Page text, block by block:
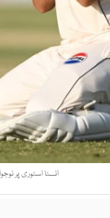
انسٹا اسٹوری پر